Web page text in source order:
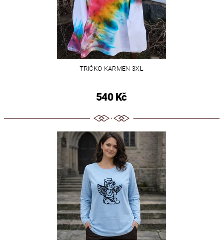
TRIČKO KARMEN 3XL
540 Kč